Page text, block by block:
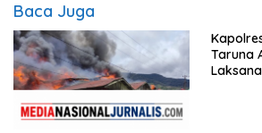
Baca Juga
Taruna